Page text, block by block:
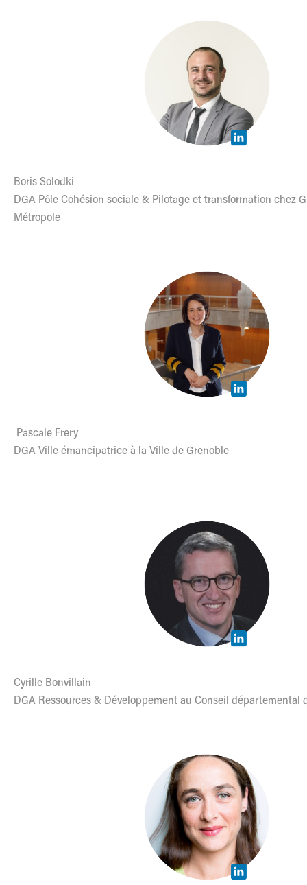
Boris Solodki
DGA Pôle Cohésion sociale & Pilotage et transformation chez
Métropole
Pascale Frery
DGA Ville émancipatrice à la Ville de Grenoble
Cyrille Bonvillain
DGA Ressources & Développement au Conseil départemental